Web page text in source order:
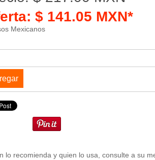
$ 141.05 MXN*
Mexicanos
lo recomienda y quien lo usa, consulte a su